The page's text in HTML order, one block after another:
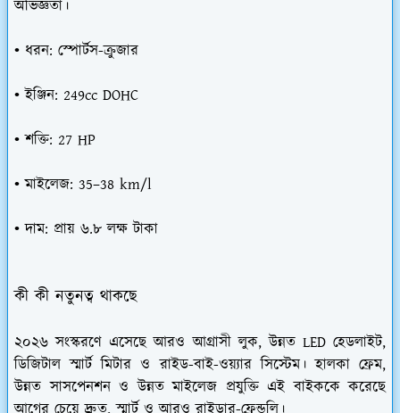
অভিজ্ঞতা।
• ধরন: স্পোর্টস-ক্রুজার
• ইঞ্জিন: 249cc DOHC
• শক্তি: 27 HP
• মাইলেজ: 35–38 km/l
• দাম: প্রায় ৬.৮ লক্ষ টাকা
কী কী নতুনত্ব থাকছে
২০২৬ সংস্করণে এসেছে আরও আগ্রাসী লুক, উন্নত LED হেডলাইট,
ডিজিটাল স্মার্ট মিটার ও রাইড-বাই-ওয়্যার সিস্টেম। হালকা ফ্রেম,
উন্নত সাসপেনশন ও উন্নত মাইলেজ প্রযুক্তি এই বাইককে করেছে